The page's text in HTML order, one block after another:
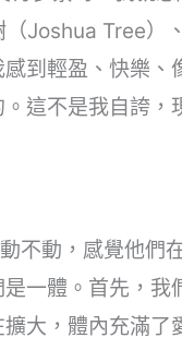
Joshua Tree
到輕盈、快樂
這不是我自誇，
動，感覺他們
一體。首先，
大，體內充滿